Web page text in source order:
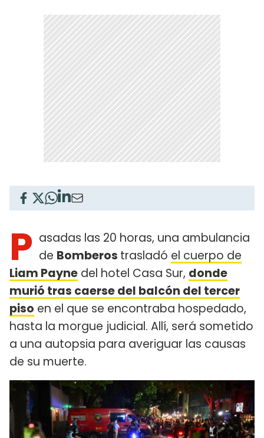
P asadas las 20 horas, una ambulancia
de Bomberos trasladó el cuerpo de
Liam Payne del hotel Casa Sur, donde
murió tras caerse del balcón del tercer
piso en el que se encontraba hospedado,
hasta la morgue judicial. Allí, será sometido
a una autopsia para averiguar las causas
de su muerte.